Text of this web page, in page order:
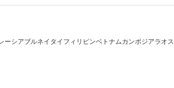
ーシアブルネイ タイ フィリピンベトナムカンボジアラオス